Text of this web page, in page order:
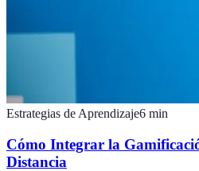
Estrategias de Aprendizaje6 min
Cómo Integrar la
Distancia